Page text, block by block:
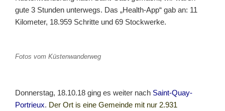
gute 3 Stunden unterwegs. Das „Health-App“ gab an: 11
Kilometer, 18.959 Schritte und 69 Stockwerke.
Fotos vom Küstenwanderweg
Donnerstag, 18.10.18 ging es weiter nach Saint-Quay-
Portrieux. Der Ort is eine Gemeinde mit nur 2.931